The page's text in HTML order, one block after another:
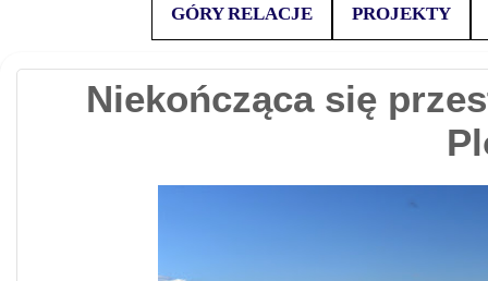
GÓRY RELACJE PROJEKTY
Niekończąca się